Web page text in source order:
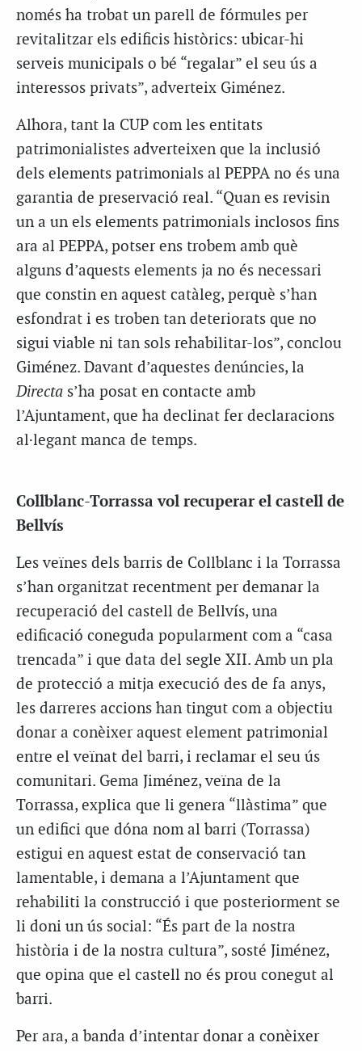
només ha trobat un parell de fórmules per
revitalitzar els edificis històrics: ubicar-hi
serveis municipals o bé “regalar” el seu ús a
interessos privats”, adverteix Giménez.
Alhora, tant la CUP com les entitats
patrimonialistes adverteixen que la inclusió
dels elements patrimonials al PEPPA no és una
garantia de preservació real. “Quan es revisin
un a un els elements patrimonials inclosos fins
ara al PEPPA, potser ens trobem amb què
alguns d’aquests elements ja no és necessari
que constin en aquest catàleg, perquè s’han
esfondrat i es troben tan deteriorats que no
sigui viable ni tan sols rehabilitar-los”, conclou
Giménez. Davant d’aquestes denúncies, la
Directa s’ha posat en contacte amb
l’Ajuntament, que ha declinat fer declaracions
al·legant manca de temps.
Collblanc-Torrassa vol recuperar el castell de
Bellvís
Les veïnes dels barris de Collblanc i la Torrassa
s’han organitzat recentment per demanar la
recuperació del castell de Bellvís, una
edificació coneguda popularment com a “casa
trencada” i que data del segle XII. Amb un pla
de protecció a mitja execució des de fa anys,
les darreres accions han tingut com a objectiu
donar a conèixer aquest element patrimonial
entre el veïnat del barri, i reclamar el seu ús
comunitari. Gema Jiménez, veïna de la
Torrassa, explica que li genera “llàstima” que
un edifici que dóna nom al barri (Torrassa)
estigui en aquest estat de conservació tan
lamentable, i demana a l’Ajuntament que
rehabiliti la construcció i que posteriorment se
li doni un ús social: “És part de la nostra
història i de la nostra cultura”, sosté Jiménez,
que opina que el castell no és prou conegut al
barri.
Per ara, a banda d’intentar donar a conèixer